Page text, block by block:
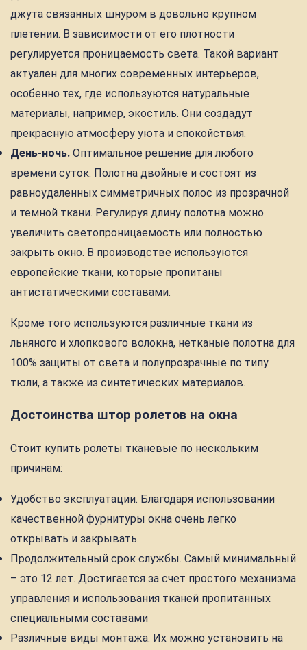
джута связанных шнуром в довольно крупном
плетении. В зависимости от его плотности
регулируется проницаемость света. Такой вариант
актуален для многих современных интерьеров,
особенно тех, где используются натуральные
материалы, например, экостиль. Они создадут
прекрасную атмосферу уюта и спокойствия.
День-ночь. Оптимальное решение для любого
времени суток. Полотна двойные и состоят из
равноудаленных симметричных полос из прозрачной
и темной ткани. Регулируя длину полотна можно
увеличить светопроницаемость или полностью
закрыть окно. В производстве используются
европейские ткани, которые пропитаны
антистатическими составами.
Кроме того используются различные ткани из
льняного и хлопкового волокна, нетканые полотна для
100% защиты от света и полупрозрачные по типу
тюли, а также из синтетических материалов.
Достоинства штор ролетов на окна
Стоит купить ролеты тканевые по нескольким
причинам:
Удобство эксплуатации. Благодаря использовании
качественной фурнитуры окна очень легко
открывать и закрывать.
Продолжительный срок службы. Самый минимальный
– это 12 лет. Достигается за счет простого механизма
управления и использования тканей пропитанных
специальными составами
Различные виды монтажа. Их можно установить на